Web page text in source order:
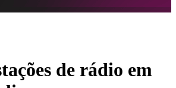
de rádio em